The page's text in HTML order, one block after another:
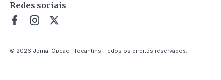
Redes sociais
© 2026 Jornal Opção | Tocantins. Todos os direitos reservados.